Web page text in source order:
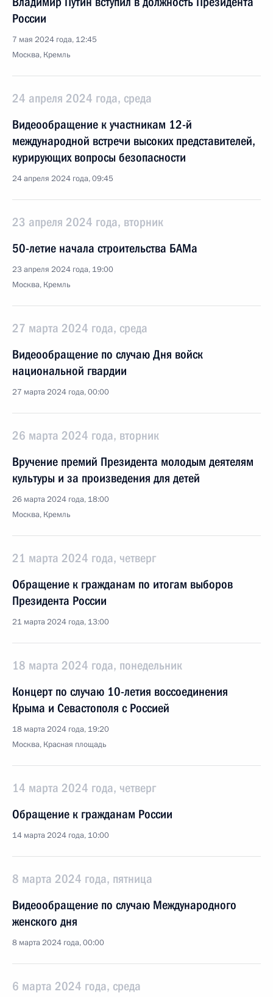
России
7 мая 2024 года, 12:45
Москва, Кремль
24 апреля 2024 года, среда
Видеообращение к участникам 12-й
международной встречи высоких представителей,
курирующих вопросы безопасности
24 апреля 2024 года, 09:45
23 апреля 2024 года, вторник
50-летие начала строительства БАМа
23 апреля 2024 года, 19:00
Москва, Кремль
27 марта 2024 года, среда
Видеообращение по случаю Дня войск
национальной гвардии
27 марта 2024 года, 00:00
26 марта 2024 года, вторник
Вручение премий Президента молодым деятелям
культуры и за произведения для детей
26 марта 2024 года, 18:00
Москва, Кремль
21 марта 2024 года, четверг
Обращение к гражданам по итогам выборов
Президента России
21 марта 2024 года, 13:00
18 марта 2024 года, понедельник
Концерт по случаю 10-летия воссоединения
Крыма и Севастополя с Россией
18 марта 2024 года, 19:20
Москва, Красная площадь
14 марта 2024 года, четверг
Обращение к гражданам России
14 марта 2024 года, 10:00
8 марта 2024 года, пятница
Видеообращение по случаю Международного
женского дня
8 марта 2024 года, 00:00
6 марта 2024 года, среда